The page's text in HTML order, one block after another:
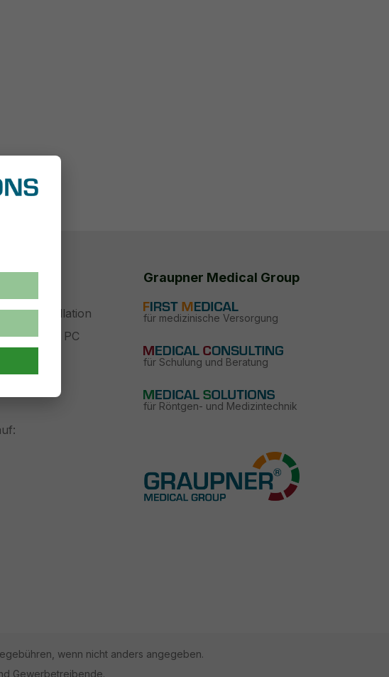
Installation
PC
Graupner Medical Group
für medizinische Versorgung
für Schulung und Beratung
für Röntgen- und Medizintechnik
wenn nicht anders angegeben.
Gewerbetreibende.